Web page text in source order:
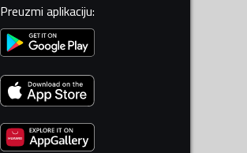
Preuzmi aplikaciju: